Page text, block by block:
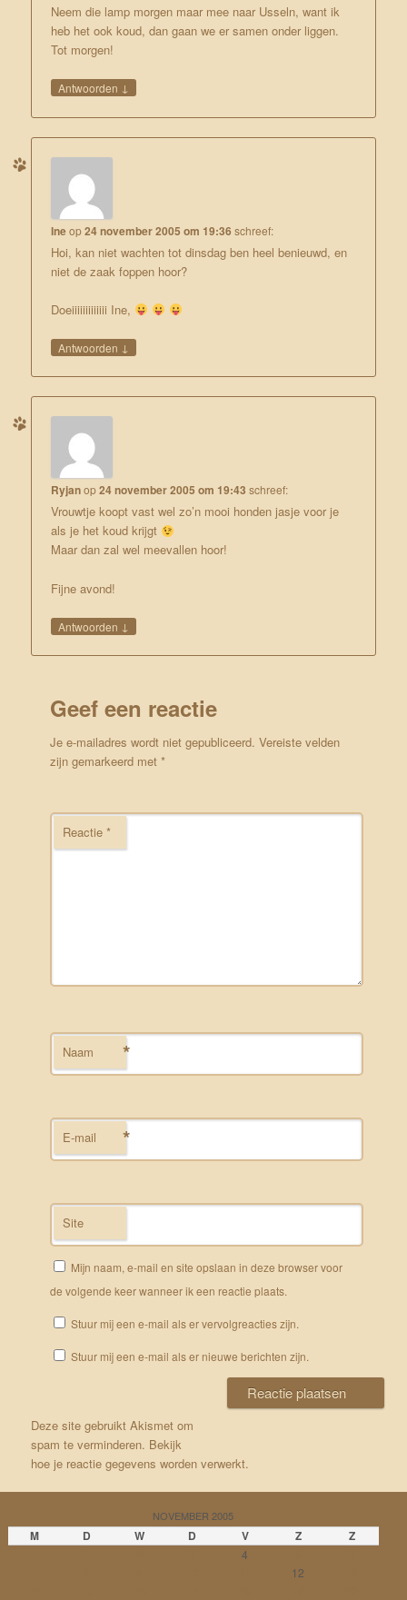
Neem die lamp morgen maar mee naar Usseln, want ik
heb het ook koud, dan gaan we er samen onder liggen.
Tot morgen!
Antwoorden ↓
Ineop24 november 2005 om 19:36 schreef:
Hoi, kan niet wachten tot dinsdag ben heel benieuwd, en
niet de zaak foppen hoor?
Doeiiiiiiiiiiiii Ine,
Antwoorden ↓
Ryjanop24 november 2005 om 19:43 schreef:
Vrouwtje koopt vast wel zo’n mooi honden jasje voor je
als je het koud krijgt
Maar dan zal wel meevallen hoor!
Fijne avond!
Antwoorden ↓
Geef een reactie
Je e-mailadres wordt niet gepubliceerd. Vereiste velden
zijn gemarkeerd met*
Reactie*
Naam *
E-mail *
Site
Mijn naam, e-mail en site opslaan in deze browser voor
de volgende keer wanneer ik een reactie plaats.
Stuur mij een e-mail als er vervolgreacties zijn.
Stuur mij een e-mail als er nieuwe berichten zijn.
Deze site gebruikt Akismet om
spam te verminderen. Bekijk
hoe je reactie gegevens worden verwerkt.
NOVEMBER 2005
M D W D V Z
Z
4
12